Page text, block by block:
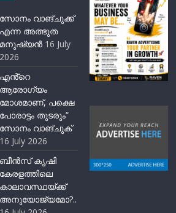
സോനം വാങ്ചുക്ക്
എന്ന അത്ഭുത
മനുഷ്യന്‍ 16 July
2026
എൻ്റെ
ആരോഗ്യം
മോശമാണ്, പക്ഷെ
പോരാട്ടം തുടരും”
സോനം വാങ്ചുക്
16 July 2026
ബീന്‍സ് കൃഷി
കേരളത്തിലെ
കാലാവസ്ഥയ്ക്ക്
അനുയോജ്യമോ?..